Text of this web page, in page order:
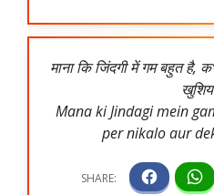
माना कि जिंदगी में गम बहुत है,
Mana ki Jindagi mein
per nikalo aur